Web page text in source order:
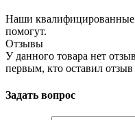
Наши квалифицированные
помогут.
Отзывы
У данного товара нет
первым, кто оставил отзыв
Задать вопрос